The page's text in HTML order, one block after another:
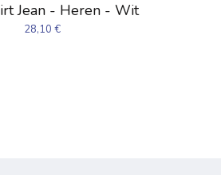
Jean - Heren - Wit
28,10 €